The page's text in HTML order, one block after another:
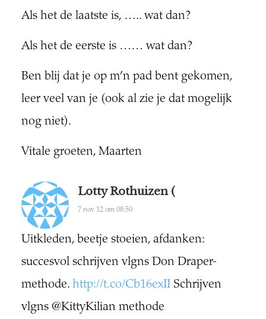
Als het de laatste is, ….. wat dan?
Als het de eerste is …… wat dan?
Ben blij dat je op m’n pad bent gekomen,
leer veel van je (ook al zie je dat mogelijk
nog niet).
Vitale groeten, Maarten
Lotty Rothuizen (
7 nov 12 om 08:50
Uitkleden, beetje stoeien, afdanken:
succesvol schrijven vlgns Don Draper-
methode. http://t.co/Cb16exIISchrijven
vlgns @KittyKilian methode